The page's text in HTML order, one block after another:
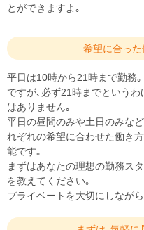
とができますよ｡
希望に合っ
平日は10時から21時まで勤務｡
ですが､必ず21時までというわ
はありません｡
平日の昼間のみや土日のみな
れぞれの希望に合わせた働き
能です｡
まずはあなたの理想の勤務ス
を教えてください｡
プライベートを大切にしなが